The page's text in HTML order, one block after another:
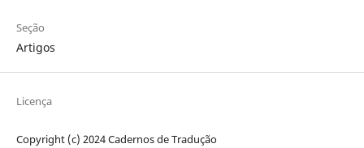
Seção
Artigos
Licença
Copyright (c) 2024 Cadernos de Tradução